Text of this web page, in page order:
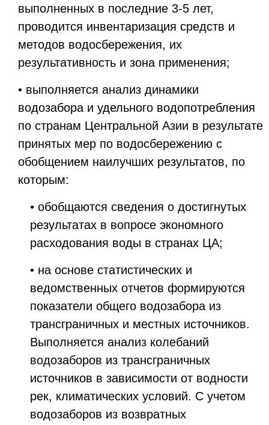
выполненных в последние 3-5 лет,
проводится инвентаризация средств и
методов водосбережения, их
результативность и зона применения;
• выполняется анализ динамики
водозабора и удельного водопотребления
по странам Центральной Азии в результате
принятых мер по водосбережению с
обобщением наилучших результатов, по
которым:
• обобщаются сведения о достигнутых
результатах в вопросе экономного
расходования воды в странах ЦА;
• на основе статистических и
ведомственных отчетов формируются
показатели общего водозабора из
трансграничных и местных источников.
Выполняется анализ колебаний
водозаборов из трансграничных
источников в зависимости от водности
рек, климатических условий. С учетом
водозаборов из возвратных